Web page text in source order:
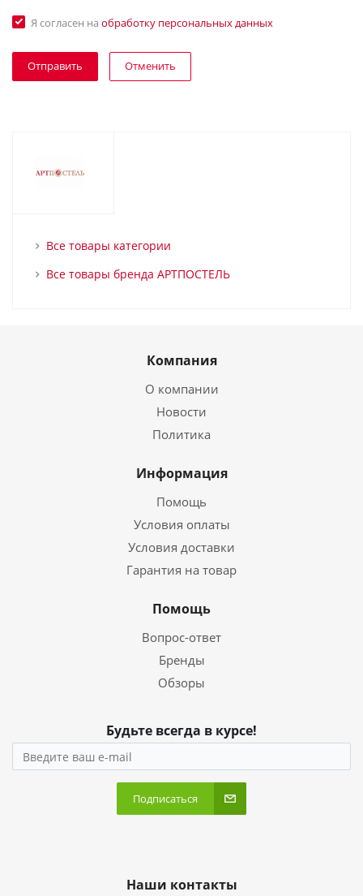
Я согласен на обработку персональных данных
Отменить
Все товары категории
Все товары бренда АРТПОСТЕЛЬ
Компания
О компании
Новости
Политика
Информация
Помощь
Условия оплаты
Условия доставки
Гарантия на товар
Помощь
Вопрос-ответ
Бренды
Обзоры
Будьте всегда в курсе!
Подписаться
Наши контакты